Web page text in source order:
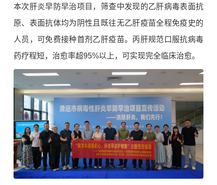
本次肝炎早防早治项目，筛查中发现的乙肝病毒表面抗
原、表面抗体均为阴性且既往无乙肝疫苗全程免疫史的
人员，可免费接种首剂乙肝疫苗。丙肝规范口服抗病毒
药疗程短，治愈率超95%以上，可实现完全临床治愈。